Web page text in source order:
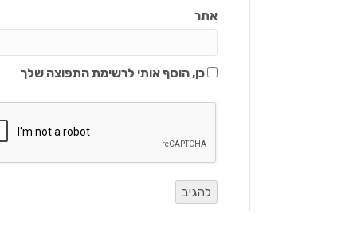
אתר
כן, הוסף אותי לרשימת התפוצה שלך